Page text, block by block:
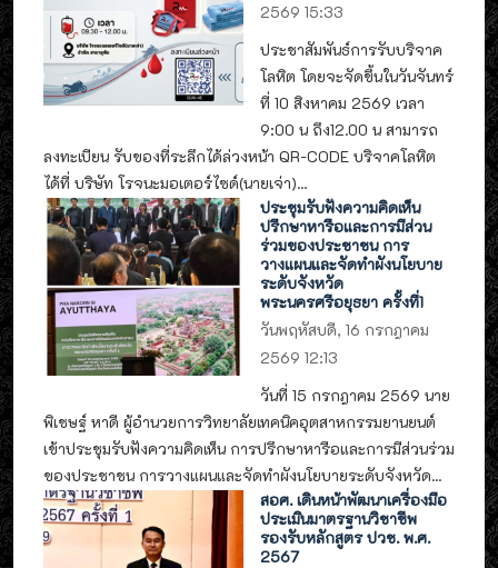
2569 15:33
ประชาสัมพันธ์การรับบริจาค
โลหิต โดยจะจัดขึ้นในวันจันทร์
ที่ 10 สิงหาคม 2569 เวลา
9:00 น ถึง12.00 น สามารถ
ลงทะเบียน รับของที่ระลึกได้ล่วงหน้า QR-CODE บริจาคโลหิต
ได้ที่ บริษัท โรจนะมอเตอร์ไซด์(นายเจ่า)...
ประชุมรับฟังความคิดเห็น
ปรึกษาหารือและการมีส่วน
ร่วมของประชาชน การ
วางแผนและจัดทำผังนโยบาย
ระดับจังหวัด
พระนครศรีอยุธยา ครั้งที่1
วันพฤหัสบดี, 16 กรกฎาคม
2569 12:13
วันที่ 15 กรกฎาคม 2569 นาย
พิเชษฐ์ หาดี ผู้อำนวยการวิทยาลัยเทคนิคอุตสาหกรรมยานยนต์
เข้าประชุมรับฟังความคิดเห็น การปรึกษาหารือและการมีส่วนร่วม
ของประชาชน การวางแผนและจัดทำผังนโยบายระดับจังหวัด...
สอศ. เดินหน้าพัฒนาเครื่องมือ
ประเมินมาตรฐานวิชาชีพ
รองรับหลักสูตร ปวช. พ.ศ.
2567